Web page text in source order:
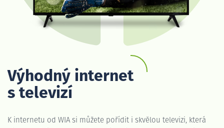
Výhodný internet
s televizí
K internetu od WIA si můžete pořídit i skvělou televizi, která